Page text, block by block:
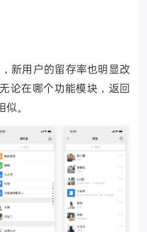
新用户的留存率也明显改
论在哪个功能模块，返回
。